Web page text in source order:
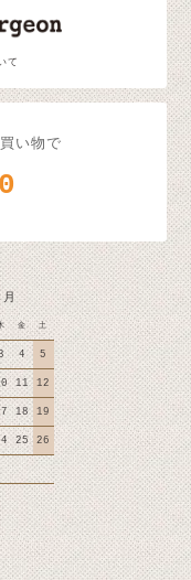
て
い物で
金 土
4 5
11 12
18 19
25 26